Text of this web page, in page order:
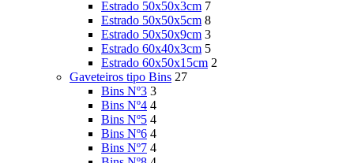
Estrado 50x50x3cm 7
Estrado 50x50x5cm 8
Estrado 50x50x9cm 3
Estrado 60x40x3cm 5
Estrado 60x50x15cm 2
Gaveteiros tipo Bins 27
Bins Nº3 3
Bins Nº4 4
Bins Nº5 4
Bins Nº6 4
Bins Nº7 4